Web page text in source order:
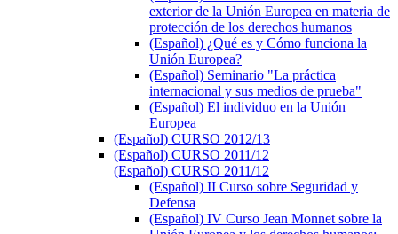
exterior de la Unión Europea en materia de
protección de los derechos humanos
(Español) ¿Qué es y Cómo funciona la
Unión Europea?
(Español) Seminario "La práctica
internacional y sus medios de prueba"
(Español) El individuo en la Unión
Europea
(Español) CURSO 2012/13
(Español) CURSO 2011/12
(Español) CURSO 2011/12
(Español) II Curso sobre Seguridad y
Defensa
(Español) IV Curso Jean Monnet sobre la